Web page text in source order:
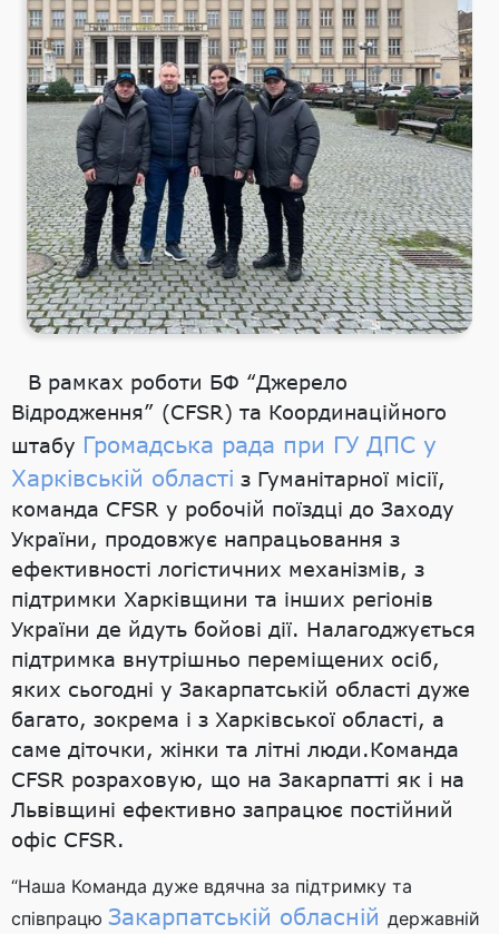
В рамках роботи БФ “Джерело
Відродження” (CFSR) та Координаційного
штабу Громадська рада при ГУ ДПС у
Харківській області з Гуманітарної місії,
команда CFSR у робочій поїздці до Заходу
України, продовжує напрацьовання з
ефективності логістичних механізмів, з
підтримки Харківщини та інших регіонів
України де йдуть бойові дії. Налагоджується
підтримка внутрішньо переміщених осіб,
яких сьогодні у Закарпатській області дуже
багато, зокрема і з Харківської області, а
саме діточки, жінки та літні люди.Команда
CFSR розраховую, що на Закарпатті як і на
Львівщині ефективно запрацює постійний
офіс CFSR.
“Наша Команда дуже вдячна за підтримку та
співпрацю Закарпатській обласній державній